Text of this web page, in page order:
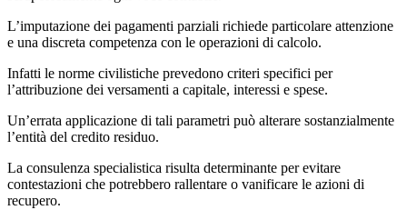
L’imputazione dei pagamenti parziali richiede particolare attenzione
e una discreta competenza con le operazioni di calcolo.
Infatti le norme civilistiche prevedono criteri specifici per
l’attribuzione dei versamenti a capitale, interessi e spese.
Un’errata applicazione di tali parametri può alterare sostanzialmente
l’entità del credito residuo.
La consulenza specialistica risulta determinante per evitare
contestazioni che potrebbero rallentare o vanificare le azioni di
recupero.